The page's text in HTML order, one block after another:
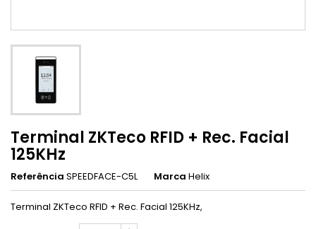
Terminal ZKTeco RFID + Rec. Facial
125KHz
Referência SPEEDFACE-C5L Marca Helix
Terminal ZKTeco RFID + Rec. Facial 125KHz,